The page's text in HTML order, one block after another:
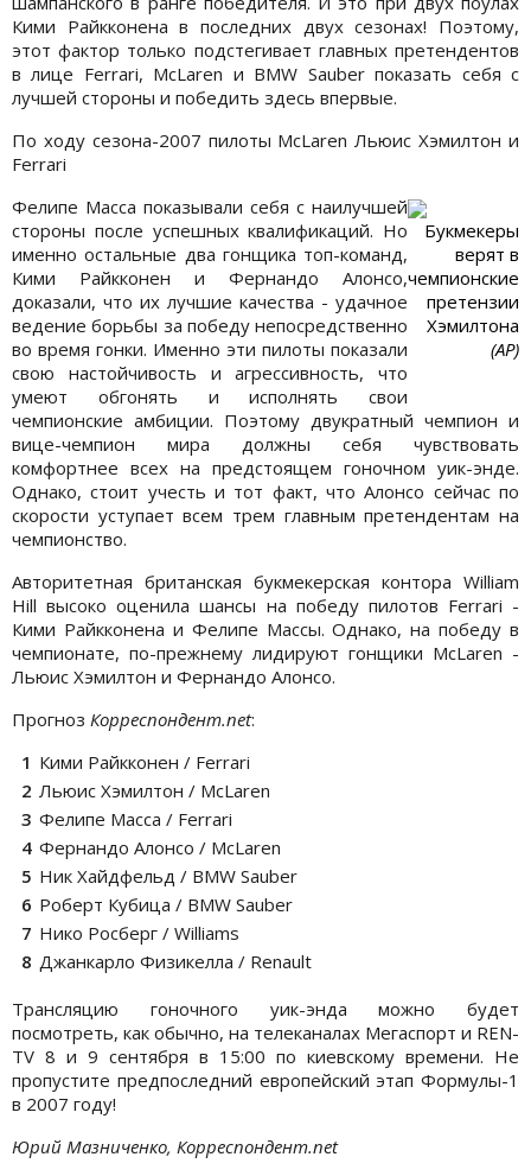
Кими Райкконена в последних двух сезонах! Поэтому,
этот фактор только подстегивает главных претендентов
в лице Ferrari, McLaren и BMW Sauber показать себя с
лучшей стороны и победить здесь впервые.
По ходу сезона-2007 пилоты McLaren Льюис Хэмилтон и
Ferrari
Букмекеры
верят в
чемпионские
претензии
Хэмилтона
(AP)
Фелипе Масса показывали себя с наилучшей
стороны после успешных квалификаций. Но
именно остальные два гонщика топ-команд,
Кими Райкконен и Фернандо Алонсо,
доказали, что их лучшие качества - удачное
ведение борьбы за победу непосредственно
во время гонки. Именно эти пилоты показали
свою настойчивость и агрессивность, что
умеют обгонять и исполнять свои
чемпионские амбиции. Поэтому двукратный чемпион и
вице-чемпион мира должны себя чувствовать
комфортнее всех на предстоящем гоночном уик-энде.
Однако, стоит учесть и тот факт, что Алонсо сейчас по
скорости уступает всем трем главным претендентам на
чемпионство.
Авторитетная британская букмекерская контора William
Hill высоко оценила шансы на победу пилотов Ferrari -
Кими Райкконена и Фелипе Массы. Однако, на победу в
чемпионате, по-прежнему лидируют гонщики McLaren -
Льюис Хэмилтон и Фернандо Алонсо.
Прогноз Корреспондент.net:
Кими Райкконен / Ferrari
Льюис Хэмилтон / McLaren
Фелипе Масса / Ferrari
Фернандо Алонсо / McLaren
Ник Хайдфельд / BMW Sauber
Роберт Кубица / BMW Sauber
Нико Росберг / Williams
Джанкарло Физикелла / Renault
Трансляцию гоночного уик-энда можно будет
посмотреть, как обычно, на телеканалах Мегаспорт и REN-
TV 8 и 9 сентября в 15:00 по киевскому времени. Не
пропустите предпоследний европейский этап Формулы-1
в 2007 году!
Юрий Мазниченко, Корреспондент.net